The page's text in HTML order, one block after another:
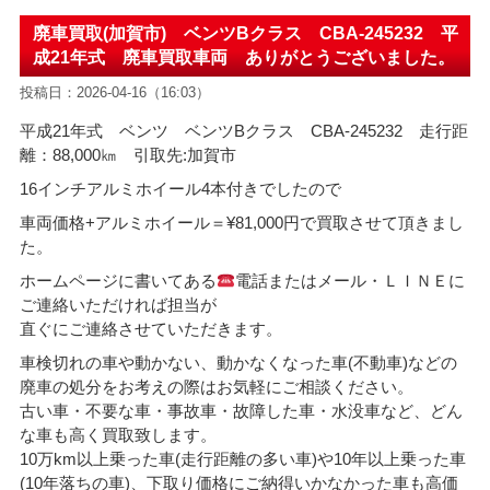
廃車買取(加賀市) ベンツBクラス CBA-245232 平
成21年式 廃車買取車両 ありがとうございました。
投稿日：2026-04-16（16:03）
平成21年式 ベンツ ベンツBクラス CBA-245232 走行距
離：88,000㎞ 引取先:加賀市
16インチアルミホイール4本付きでしたので
車両価格+アルミホイール＝¥81,000円で買取させて頂きまし
た。
ホームページに書いてある
電話またはメール・ＬＩＮＥに
ご連絡いただければ担当が
直ぐにご連絡させていただきます。
車検切れの車や動かない、動かなくなった車(不動車)などの
廃車の処分をお考えの際はお気軽にご相談ください。
古い車・不要な車・事故車・故障した車・水没車など、どん
な車も高く買取致します。
10万km以上乗った車(走行距離の多い車)や10年以上乗った車
(10年落ちの車)、下取り価格にご納得いかなかった車も高価